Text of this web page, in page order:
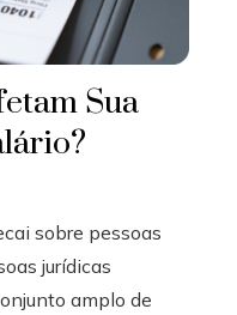
Sua
sobre pessoas
jurídicas
amplo de